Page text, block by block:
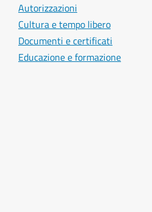
Autorizzazioni
Cultura e tempo libero
Documenti e certificati
Educazione e formazione